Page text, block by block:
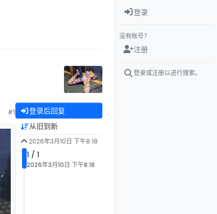
#1 登录后回复
从旧到新
2026年3月10日 下午8:18
1 / 1
2026年3月10日 下午8:18
登录
没有帐号？
注册
登录或注册以进行搜索。